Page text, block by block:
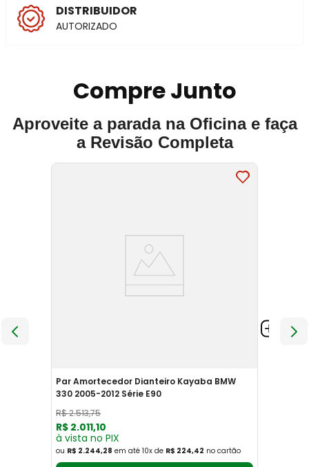
DISTRIBUIDOR
AUTORIZADO
Compre Junto
Aproveite a parada na Oficina e faça
a Revisão Completa
Par Amortecedor Dianteiro Kayaba BMW
330 2005-2012 Série E90
R$2.513,75
R$ 2.011,10
à vista no PIX
ou R$ 2.244,28 em até 10x de R$ 224,42 no cartão